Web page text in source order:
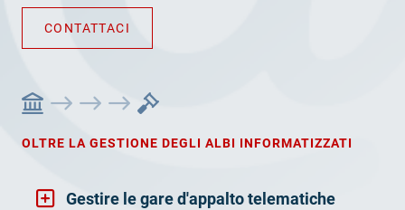
CONTATTACI
OLTRE LA GESTIONE DEGLI ALBI INFORMATIZZATI
Gestire le gare d'appalto telematiche